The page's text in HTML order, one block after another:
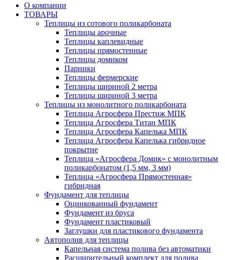
О компании
ТОВАРЫ
Теплицы из сотового поликарбоната
Теплицы арочные
Теплицы каплевидные
Теплицы прямостенные
Теплицы домиком
Парники
Теплицы фермерские
Теплицы шириной 2 метра
Теплицы шириной 3 метра
Теплицы из монолитного поликарбоната
Теплица Агросфера Престиж МПК
Теплица Агросфера Титан МПК
Теплица Агросфера Капелька МПК
Теплица Агросфера Капелька гибридное
покрытие
Теплица «Агросфера Домик» с монолитным
поликарбонатом (1,5 мм, 3 мм)
Теплица «Агросфера Прямостенная»
гибридная
Фундамент для теплицы
Оцинкованный фундамент
Фундамент из бруса
Фундамент пластиковый
Заглушки для пластикового фундамента
Автополив для теплицы
Капельная система полива без автоматики
Расширительный комплект для полива